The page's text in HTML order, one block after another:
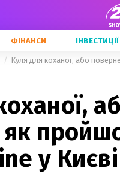
ФІНАНСИ ІНВЕСТИЦІЇ
Куля для коханої, або
як
у Києві